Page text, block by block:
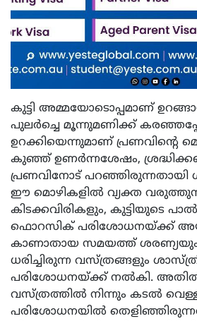
കുട്ടി അമ്മയോടൊപ്പമാണ്
പുലര്‍ച്ചെ മൂന്നുമണിക്ക്
ഉറക്കിയെന്നുമാണ് പ്രണവിന്റെ
കുഞ്ഞ് ഉണര്‍ന്നശേഷം,
പ്രണവിനോട്
ഈ മൊഴികളില്‍ വ്യക്ത
കിടക്കവിരികളും, കുട്ടിയുടെ
ഫൊറസിക് പരിശോധനയ്ക്ക്
കാണാതായ സമയത്ത്
ധരിച്ചിരുന്ന വസ്ത്രങ്ങളും
പരിശോധനയ്ക്ക് നല്‍കി.
വസ്ത്രത്തിൽ നിന്നും കടൽ
പരിശോധനയിൽ